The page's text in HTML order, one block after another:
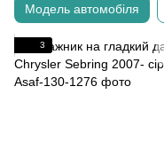
Модель автомобіля
3